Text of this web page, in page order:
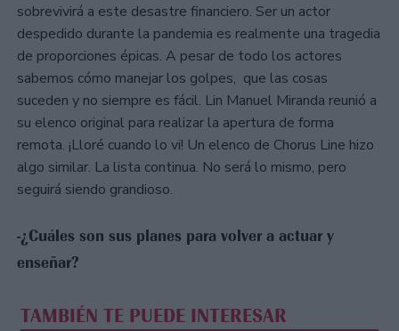
sobrevivirá a este desastre financiero. Ser un actor
despedido durante la pandemia es realmente una tragedia
de proporciones épicas. A pesar de todo los actores
sabemos cómo manejar los golpes, que las cosas
suceden y no siempre es fácil. Lin Manuel Miranda reunió a
su elenco original para realizar la apertura de forma
remota. ¡Lloré cuando lo vi! Un elenco de Chorus Line hizo
algo similar. La lista continua. No será lo mismo, pero
seguirá siendo grandioso.
-¿Cuáles son sus planes para volver a actuar y
enseñar?
TAMBIÉN TE PUEDE INTERESAR